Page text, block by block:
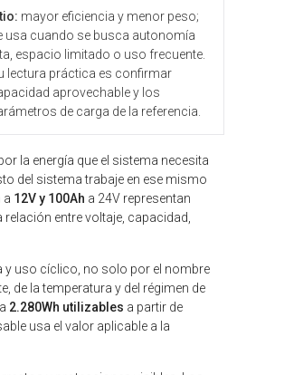
mayor eficiencia y menor peso;
usa cuando se busca autonomía
espacio limitado o uso frecuente.
lectura práctica es confirmar
aprovechable y los
de carga de la referencia.
la energía que el sistema necesita
del sistema trabaje en ese mismo
a 12V y 100Ah a 24V representan
entre voltaje, capacidad,
y uso cíclico, no solo por el nombre
de la temperatura y del régimen de
2.280Wh utilizables a partir de
usa el valor aplicable a la